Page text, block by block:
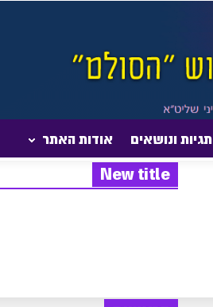
תגיות ונושאים אודות האתר
New title